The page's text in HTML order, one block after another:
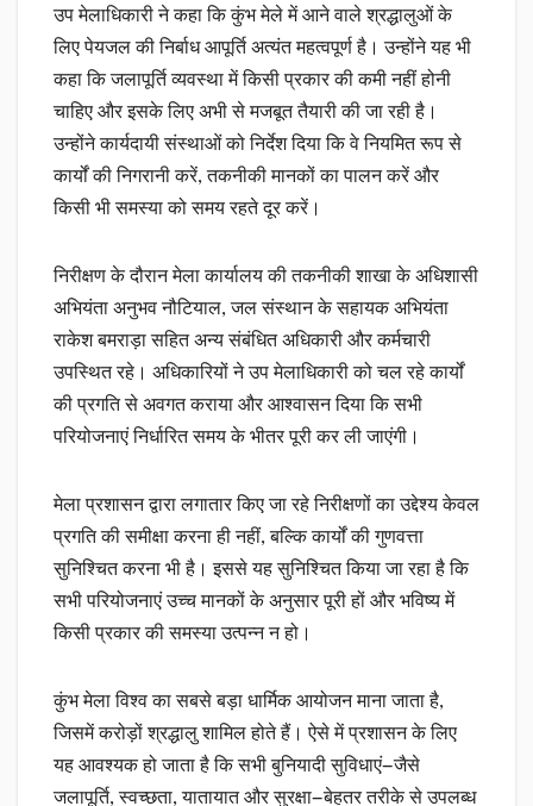
उप मेलाधिकारी ने कहा कि कुंभ मेले में आने वाले श्रद्धालुओं के
लिए पेयजल की निर्बाध आपूर्ति अत्यंत महत्वपूर्ण है। उन्होंने यह भी
कहा कि जलापूर्ति व्यवस्था में किसी प्रकार की कमी नहीं होनी
चाहिए और इसके लिए अभी से मजबूत तैयारी की जा रही है।
उन्होंने कार्यदायी संस्थाओं को निर्देश दिया कि वे नियमित रूप से
कार्यों की निगरानी करें, तकनीकी मानकों का पालन करें और
किसी भी समस्या को समय रहते दूर करें।
निरीक्षण के दौरान मेला कार्यालय की तकनीकी शाखा के अधिशासी
अभियंता अनुभव नौटियाल, जल संस्थान के सहायक अभियंता
राकेश बमराड़ा सहित अन्य संबंधित अधिकारी और कर्मचारी
उपस्थित रहे। अधिकारियों ने उप मेलाधिकारी को चल रहे कार्यों
की प्रगति से अवगत कराया और आश्वासन दिया कि सभी
परियोजनाएं निर्धारित समय के भीतर पूरी कर ली जाएंगी।
मेला प्रशासन द्वारा लगातार किए जा रहे निरीक्षणों का उद्देश्य केवल
प्रगति की समीक्षा करना ही नहीं, बल्कि कार्यों की गुणवत्ता
सुनिश्चित करना भी है। इससे यह सुनिश्चित किया जा रहा है कि
सभी परियोजनाएं उच्च मानकों के अनुसार पूरी हों और भविष्य में
किसी प्रकार की समस्या उत्पन्न न हो।
कुंभ मेला विश्व का सबसे बड़ा धार्मिक आयोजन माना जाता है,
जिसमें करोड़ों श्रद्धालु शामिल होते हैं। ऐसे में प्रशासन के लिए
यह आवश्यक हो जाता है कि सभी बुनियादी सुविधाएं—जैसे
जलापूर्ति, स्वच्छता, यातायात और सुरक्षा—बेहतर तरीके से उपलब्ध